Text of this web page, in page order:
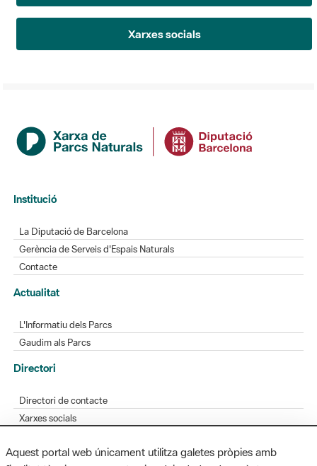
Xarxes socials
Institució
La Diputació de Barcelona
Gerència de Serveis d'Espais Naturals
Contacte
Actualitat
L'Informatiu dels Parcs
Gaudim als Parcs
Directori
Directori de contacte
Xarxes socials
Bústia de suggeriments
Aquest portal web únicament utilitza galetes pròpies amb